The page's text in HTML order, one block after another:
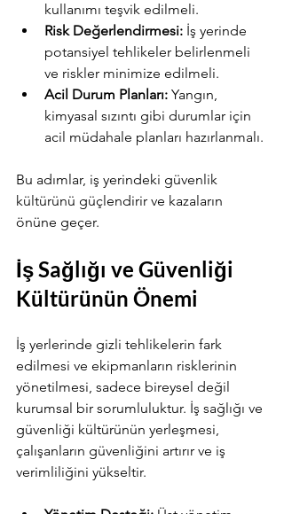
kullanımı teşvik edilmeli.
Risk Değerlendirmesi: İş yerinde
potansiyel tehlikeler belirlenmeli
ve riskler minimize edilmeli.
Acil Durum Planları: Yangın,
kimyasal sızıntı gibi durumlar için
acil müdahale planları hazırlanmalı.
Bu adımlar, iş yerindeki güvenlik
kültürünü güçlendirir ve kazaların
önüne geçer.
İş Sağlığı ve Güvenliği
Kültürünün Önemi
İş yerlerinde gizli tehlikelerin fark
edilmesi ve ekipmanların risklerinin
yönetilmesi, sadece bireysel değil
kurumsal bir sorumluluktur. İş sağlığı ve
güvenliği kültürünün yerleşmesi,
çalışanların güvenliğini artırır ve iş
verimliliğini yükseltir.